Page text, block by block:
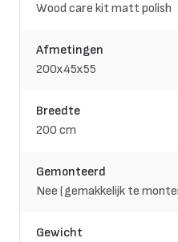
Wood care kit matt polish
Afmetingen
200x45x55
Breedte
200 cm
Gemonteerd
Nee (gemakkelijk te
Gewicht